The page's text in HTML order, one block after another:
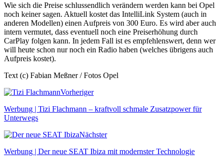
Wie sich die Preise schlussendlich verändern werden kann bei Opel
noch keiner sagen. Aktuell kostet das IntelliLink System (auch in
anderen Modellen) einen Aufpreis von 300 Euro. Es wird aber auch
intern vermutet, dass eventuell noch eine Preiserhöhung durch
CarPlay folgen kann. In jedem Fall ist es empfehlenswert, denn wer
will heute schon nur noch ein Radio haben (welches übrigens auch
Aufpreis kostet).
Text (c) Fabian Meßner / Fotos Opel
Vorheriger
Werbung | Tizi Flachmann – kraftvoll schmale Zusatzpower für
Unterwegs
Nächster
Werbung | Der neue SEAT Ibiza mit modernster Technologie